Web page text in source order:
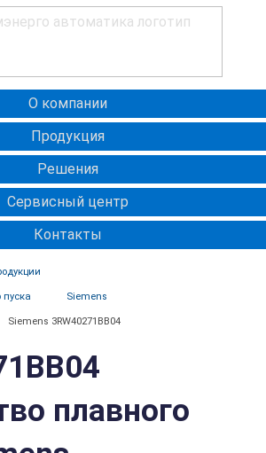
О компании
Продукция
Решения
Сервисный центр
Контакты
пуска Siemens
Siemens 3RW40271BB04
плавного